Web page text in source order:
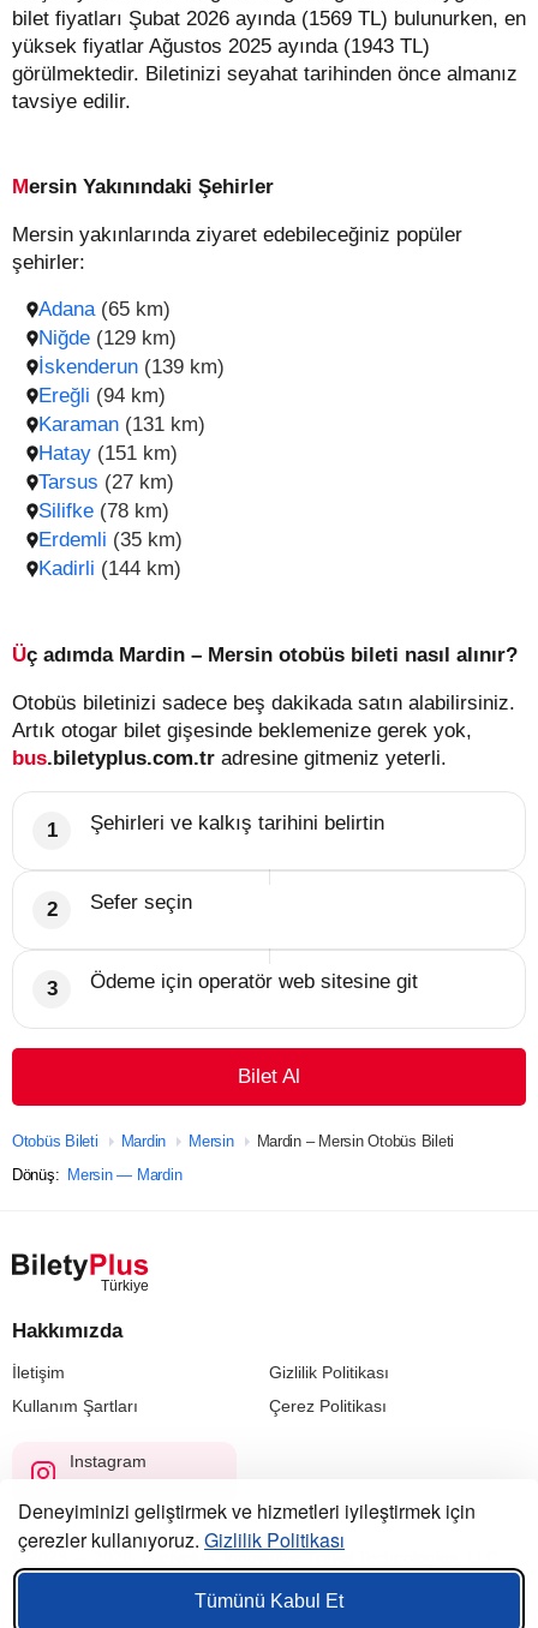
bilet fiyatları Şubat 2026 ayında (1569 TL) bulunurken, en
yüksek fiyatlar Ağustos 2025 ayında (1943 TL)
görülmektedir. Biletinizi seyahat tarihinden önce almanız
tavsiye edilir.
Mersin Yakınındaki Şehirler
Mersin yakınlarında ziyaret edebileceğiniz popüler
şehirler:
Adana (65 km)
Hatay (151 km)
Niğde (129 km)
Tarsus (27 km)
İskenderun (139 km)
Silifke (78 km)
Ereğli (94 km)
Erdemli (35 km)
Karaman (131 km)
Kadirli (144 km)
Üç adımda Mardin – Mersin otobüs bileti nasıl alınır?
Otobüs biletinizi sadece beş dakikada satın alabilirsiniz.
Artık otogar bilet gişesinde beklemenize gerek yok,
bus.biletyplus.com.tr adresine gitmeniz yeterli.
Şehirleri ve kalkış tarihini belirtin
Sefer seçin
Ödeme için operatör web sitesine git
Bilet Al
Otobüs Bileti Mardin Mersin
Mardin – Mersin Otobüs Bileti
Dönüş: Mersin — Mardin
Hakkımızda
İletişim
Gizlilik Politikası
Kullanım Şartları
Çerez Politikası
Instagram
@biletyplus_turkiye
© 2023 — 2026, Biletyplus, Innovative Travel Technologies, LLC.
Tüm hakları saklıdır.
kullanıcı sözleşmesi,gizlilik politikası
Deneyiminizi geliştirmek ve hizmetleri iyileştirmek için
çerezler kullanıyoruz. Gizlilik Politikası
Tümünü Kabul Et